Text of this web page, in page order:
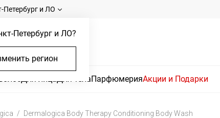
Петербург и ЛО
Петербург и ЛО?
регион
Для лицаДля телаПарфюмерияАкции и Подарки
Dermalogica Body Therapy Conditioning Body Wash